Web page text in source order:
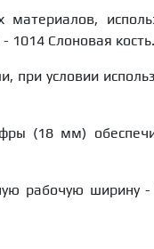
1014 Слоновая кость.
при условии
(18 мм)
рабочую ширину